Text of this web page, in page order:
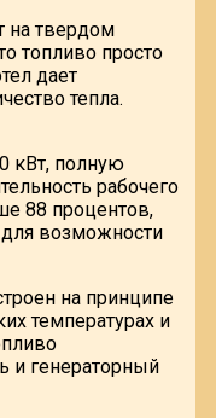
на твердом
топливо просто
дает
тепла.
кВт, полную
рабочего
88 процентов,
возможности
на принципе
температурах и
и генераторный